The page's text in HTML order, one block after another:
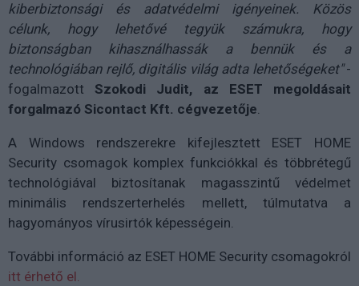
kiberbiztonsági és adatvédelmi igényeinek. Közös
célunk, hogy lehetővé tegyük számukra, hogy
biztonságban kihasználhassák a bennük és a
technológiában rejlő, digitális világ adta lehetőségeket"-
fogalmazottSzokodi Judit, az ESET megoldásait
forgalmazó Sicontact Kft. cégvezetője.
A Windows rendszerekre kifejlesztett ESET HOME
Security csomagok komplex funkciókkal és többrétegű
technológiával biztosítanak magasszintű védelmet
minimális rendszerterhelés mellett, túlmutatva a
hagyományos vírusirtók képességein.
További információ az ESET HOME Security csomagokról
itt érhető el.